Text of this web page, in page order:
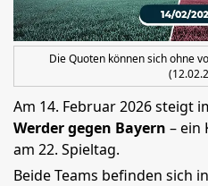
Die Quoten können sich ohne
Am 14. Februar 2026 steigt
Werder gegen Bayern – ein
am 22. Spieltag.
Beide Teams befinden sich